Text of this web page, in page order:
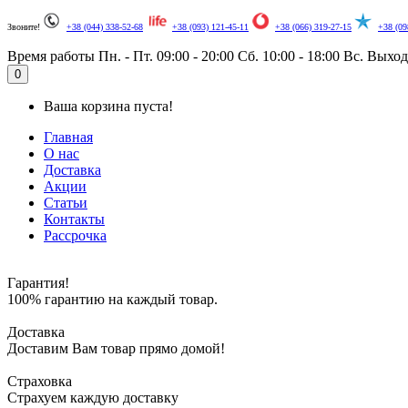
Звоните! +38 (044) 338-52-68 +38 (093) 121-45-11 +38 (066) 319-27-15 +38
Время работы Пн. - Пт. 09:00 - 20:00 Сб. 10:00 - 18:00 Вс.
0
Ваша корзина пуста!
Главная
О нас
Доставка
Акции
Статьи
Контакты
Рассрочка
Гарантия!
100% гарантию на каждый товар.
Доставка
Доставим Вам товар прямо домой!
Страховка
Страхуем каждую доставку